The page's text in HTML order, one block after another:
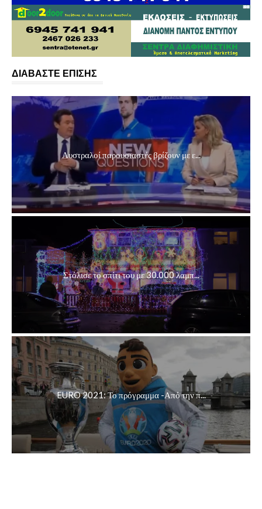
ΔΙΑΒΑΣΤΕ ΕΠΙΣΗΣ
Αυστραλοί παρουσιαστές βρίζουν με ε...
Στόλισε το σπίτι του με 30.000 λαμπ...
EURO 2021: Το πρόγραμμα -Από την π...